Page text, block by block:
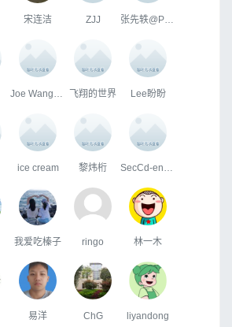
宋连洁 ZJJ
飞翔的世界 Lee盼盼
ice cream 黎炜桁
我爱吃榛子 ringo 林一木
易洋 ChG liyandong